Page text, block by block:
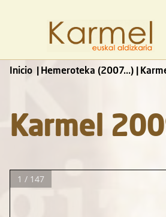
Inicio Hemeroteka (2007...)
Karmel
1 / 147